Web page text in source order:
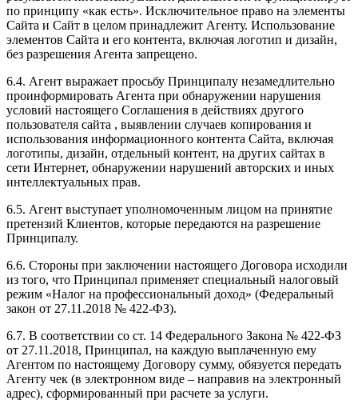
по принципу «как есть». Исключительное право на элементы
Сайта и Сайт в целом принадлежит Агенту. Использование
элементов Сайта и его контента, включая логотип и дизайн,
без разрешения Агента запрещено.
6.4. Агент выражает просьбу Принципалу незамедлительно
проинформировать Агента при обнаружении нарушения
условий настоящего Соглашения в действиях другого
пользователя сайта , выявлении случаев копирования и
использования информационного контента Сайта, включая
логотипы, дизайн, отдельный контент, на других сайтах в
сети Интернет, обнаружении нарушений авторских и иных
интеллектуальных прав.
6.5. Агент выступает уполномоченным лицом на принятие
претензий Клиентов, которые передаются на разрешение
Принципалу.
6.6. Стороны при заключении настоящего Договора исходили
из того, что Принципал применяет специальный налоговый
режим «Налог на профессиональный доход» (Федеральный
закон от 27.11.2018 № 422-ФЗ).
6.7. В соответствии со ст. 14 Федерального Закона № 422-ФЗ
от 27.11.2018, Принципал, на каждую выплаченную ему
Агентом по настоящему Договору сумму, обязуется передать
Агенту чек (в электронном виде – направив на электронный
адрес), сформированный при расчете за услуги.